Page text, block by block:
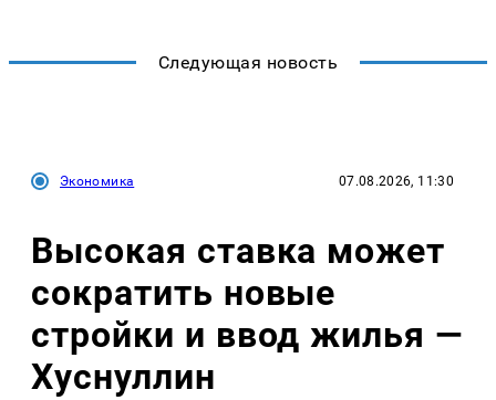
Следующая новость
Экономика 07.08.2026, 11:30
Высокая ставка может
сократить новые
стройки и ввод жилья —
Хуснуллин